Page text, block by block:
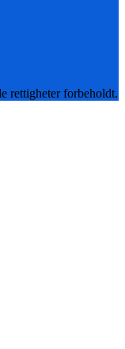
rettigheter forbeholdt.